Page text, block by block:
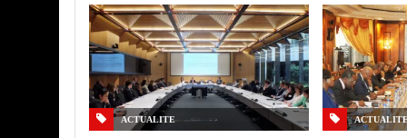
ACTUALITE